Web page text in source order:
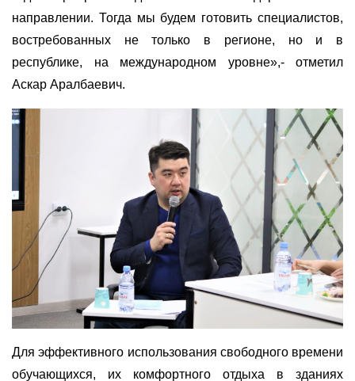
направлении. Тогда мы будем готовить специалистов,
востребованных не только в регионе, но и в
республике, на международном уровне»,- отметил
Аскар Аралбаевич.
Для эффективного использования свободного времени
обучающихся, их комфортного отдыха в зданиях